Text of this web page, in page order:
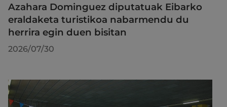
Azahara Dominguez diputatuak Eibarko
eraldaketa turistikoa nabarmendu du
herrira egin duen bisitan
2026/07/30